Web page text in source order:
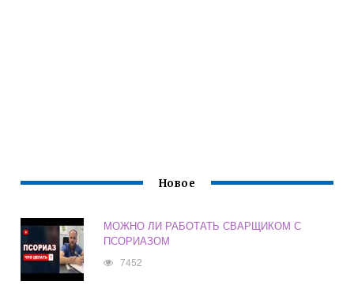
Новое
МОЖНО ЛИ РАБОТАТЬ СВАРЩИКОМ С
ПСОРИАЗОМ
7452